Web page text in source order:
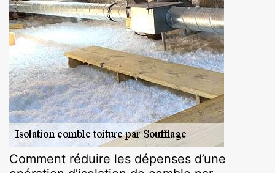
Comment réduire les dépenses d’une